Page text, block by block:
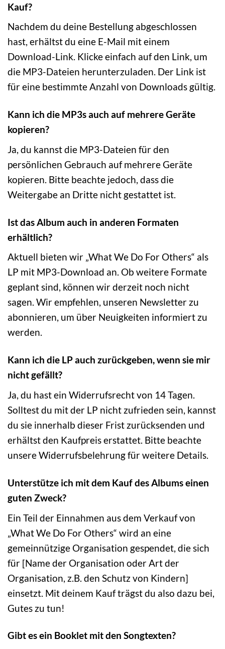
Kauf?
Nachdem du deine Bestellung abgeschlossen
hast, erhältst du eine E-Mail mit einem
Download-Link. Klicke einfach auf den Link, um
die MP3-Dateien herunterzuladen. Der Link ist
für eine bestimmte Anzahl von Downloads gültig.
Kann ich die MP3s auch auf mehrere Geräte
kopieren?
Ja, du kannst die MP3-Dateien für den
persönlichen Gebrauch auf mehrere Geräte
kopieren. Bitte beachte jedoch, dass die
Weitergabe an Dritte nicht gestattet ist.
Ist das Album auch in anderen Formaten
erhältlich?
Aktuell bieten wir „What We Do For Others“ als
LP mit MP3-Download an. Ob weitere Formate
geplant sind, können wir derzeit noch nicht
sagen. Wir empfehlen, unseren Newsletter zu
abonnieren, um über Neuigkeiten informiert zu
werden.
Kann ich die LP auch zurückgeben, wenn sie mir
nicht gefällt?
Ja, du hast ein Widerrufsrecht von 14 Tagen.
Solltest du mit der LP nicht zufrieden sein, kannst
du sie innerhalb dieser Frist zurücksenden und
erhältst den Kaufpreis erstattet. Bitte beachte
unsere Widerrufsbelehrung für weitere Details.
Unterstütze ich mit dem Kauf des Albums einen
guten Zweck?
Ein Teil der Einnahmen aus dem Verkauf von
„What We Do For Others“ wird an eine
gemeinnützige Organisation gespendet, die sich
für [Name der Organisation oder Art der
Organisation, z.B. den Schutz von Kindern]
einsetzt. Mit deinem Kauf trägst du also dazu bei,
Gutes zu tun!
Gibt es ein Booklet mit den Songtexten?